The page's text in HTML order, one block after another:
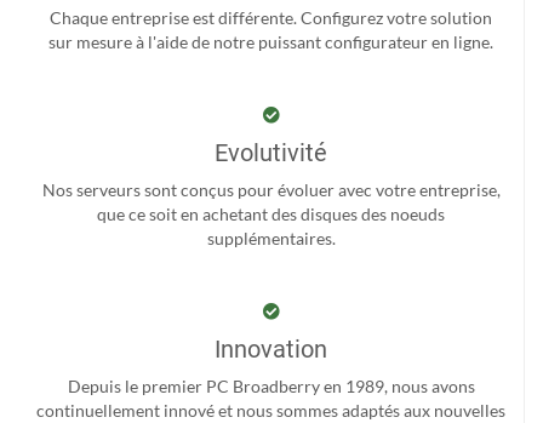
Chaque entreprise est différente. Configurez votre solution
sur mesure à l'aide de notre puissant configurateur en ligne.
Evolutivité
Nos serveurs sont conçus pour évoluer avec votre entreprise,
que ce soit en achetant des disques des noeuds
supplémentaires.
Innovation
Depuis le premier PC Broadberry en 1989, nous avons
continuellement innové et nous sommes adaptés aux nouvelles